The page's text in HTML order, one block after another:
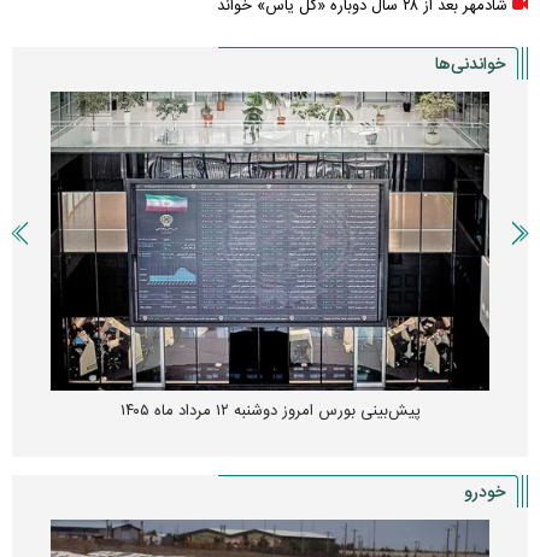
شادمهر بعد از ۲۸ سال دوباره «گل یاس» خواند
خواندنی‌ها
پیش‌بینی بورس امروز دوشنبه ۱۲ مرداد ماه ۱۴۰۵
خودرو